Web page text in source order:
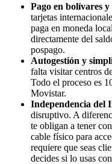
Pago en bolívares
tarjetas
paga en moneda
directamente del
pospago.
Autogestión y
falta visitar centros
Todo el proceso es
Movistar.
Independencia del
disruptivo. A
te obligan a tener
cable físico para
requiere que seas
decides si lo usas